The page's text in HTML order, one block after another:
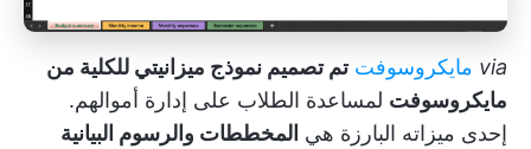
via مايكروسوفت تم تصميم نموذج ميزانيتي للكلية من
مايكروسوفت لمساعدة الطلاب على إدارة أموالهم.
إحدى ميزاته البارزة هي المخططات والرسوم البيانية